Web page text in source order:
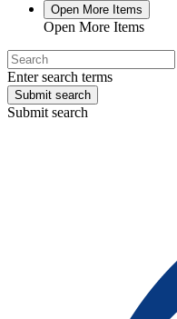
Open More Items
Open More Items
Enter search terms
Submit search
Submit search